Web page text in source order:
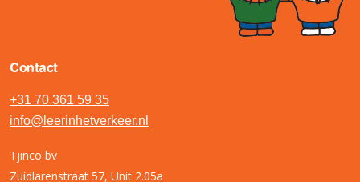
Contact
+31 70 361 59 35
info@leerinhetverkeer.nl
Tjinco bv
Zuidlarenstraat 57, Unit 2.05a